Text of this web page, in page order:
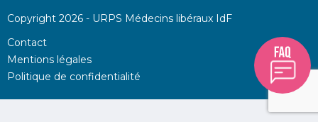
Copyright 2026 - URPS Médecins libéraux IdF
Contact
Mentions légales
Politique de confidentialité